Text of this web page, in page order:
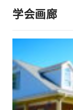
学会画廊